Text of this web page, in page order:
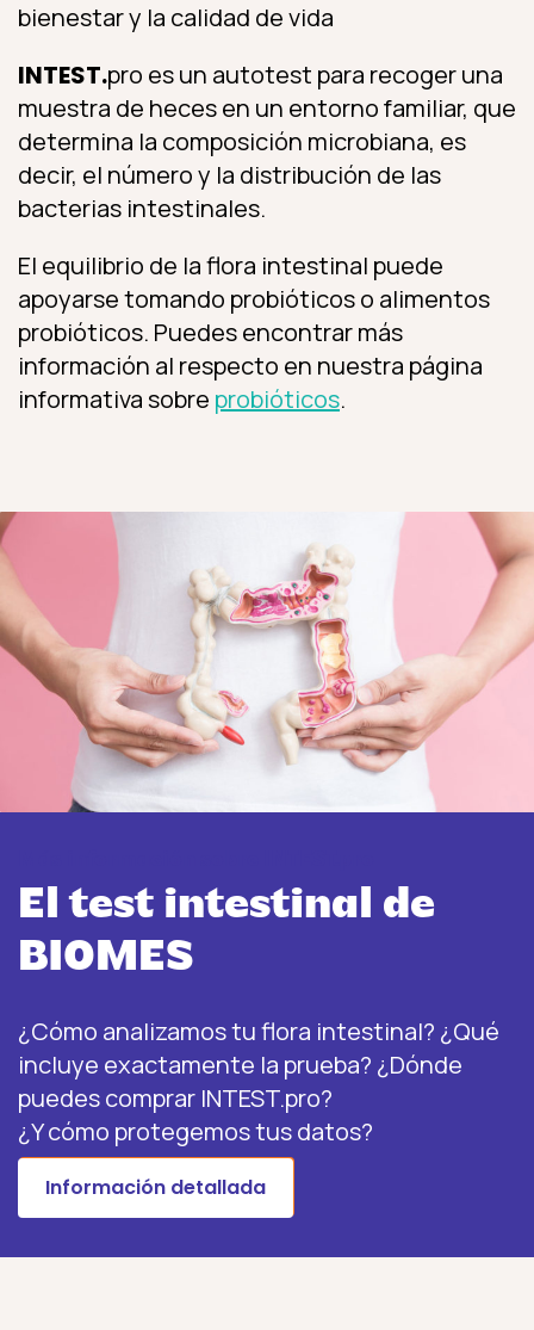
bienestar y la calidad de vida
INTEST.pro es un autotest para recoger una
muestra de heces en un entorno familiar, que
determina la composición microbiana, es
decir, el número y la distribución de las
bacterias intestinales.
El equilibrio de la flora intestinal puede
apoyarse tomando probióticos o alimentos
probióticos. Puedes encontrar más
información al respecto en nuestra página
informativa sobre probióticos.
El test intestinal de
BIOMES
¿Cómo analizamos tu flora intestinal? ¿Qué
incluye exactamente la prueba? ¿Dónde
puedes comprar INTEST.pro?
¿Y cómo protegemos tus datos?
Información detallada